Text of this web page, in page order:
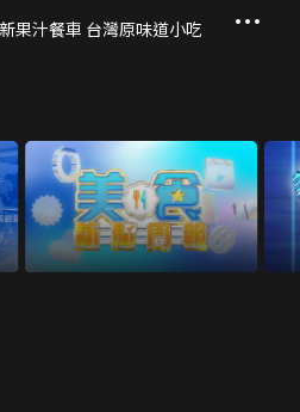
第 8 集 小清新果汁餐車 台灣原味道小吃